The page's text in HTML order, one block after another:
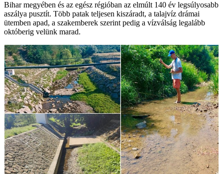
Bihar megyében és az egész régióban az elmúlt 140 év legsúlyosabb
aszálya pusztít. Több patak teljesen kiszáradt, a talajvíz drámai
ütemben apad, a szakemberek szerint pedig a vízválság legalább
októberig velünk marad.